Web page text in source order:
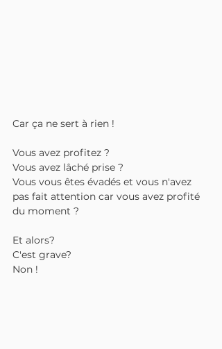
Car ça ne sert à rien !
Vous avez profitez ?
Vous avez lâché prise ?
Vous vous êtes évadés et vous n'avez
pas fait attention car vous avez profité
du moment ?
Et alors?
C'est grave?
Non !